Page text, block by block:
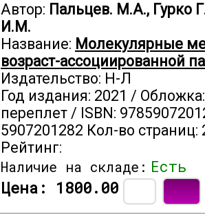
Автор: Пальцев. М.А., Гурко
И.М.
Название: Молекулярные
возраст-ассоциированной
Издательство: Н-Л
Год издания: 2021 /
переплет / ISBN:
5907201282 Кол-во страниц:
Рейтинг:
Наличие на складе: Есть
Цена: 1800.00